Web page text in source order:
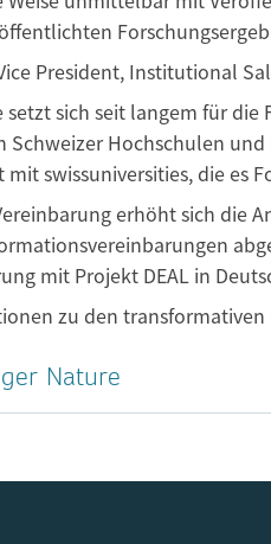
President, Institutional
setzt sich seit langem für
Schweizer Hochschulen
swissuniversities, die es
erhöht sich die
mit Projekt DEAL in
zu den
Nature